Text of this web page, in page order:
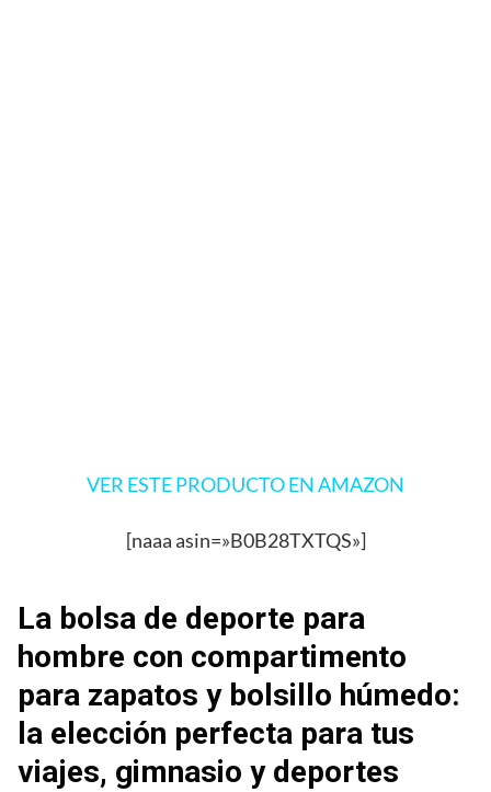
VER ESTE PRODUCTO EN AMAZON
[naaa asin=»B0B28TXTQS»]
La bolsa de deporte para
hombre con compartimento
para zapatos y bolsillo húmedo:
la elección perfecta para tus
viajes, gimnasio y deportes